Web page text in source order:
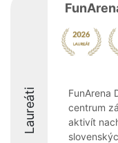
Laureáti
FunArena
centrum
aktivít